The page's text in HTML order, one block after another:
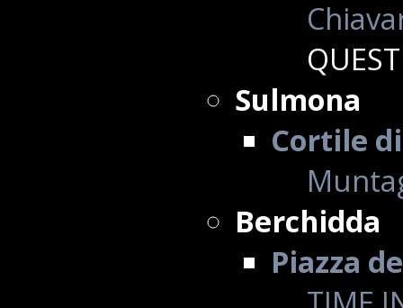
Sulmona
Cortile
Berchidda
Piazza